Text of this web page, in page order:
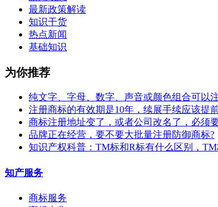
最新政策解读
知识干货
热点新闻
基础知识
为你推荐
纯文字、字母、数字、声音或颜色组合可以
注册商标的有效期是10年，续展手续应该提
商标注册地址变了，或者公司改名了，必须
​品牌正在经营，要不要大批量注册防御商标?
知识产权科普：TM标和R标有什么区别，
知产服务
商标服务